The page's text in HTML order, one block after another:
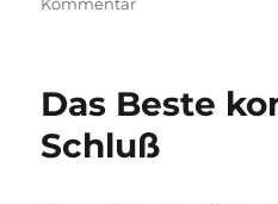
Das Beste
Schluß